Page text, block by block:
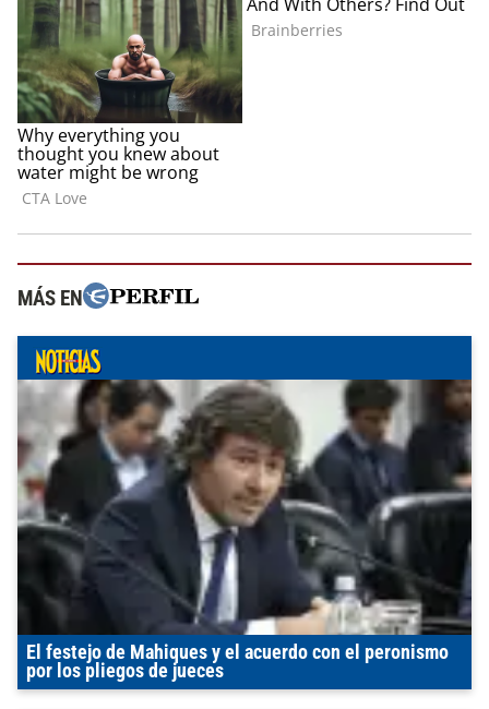
MÁS EN
El festejo de Mahiques y el acuerdo con el peronismo
por los pliegos de jueces